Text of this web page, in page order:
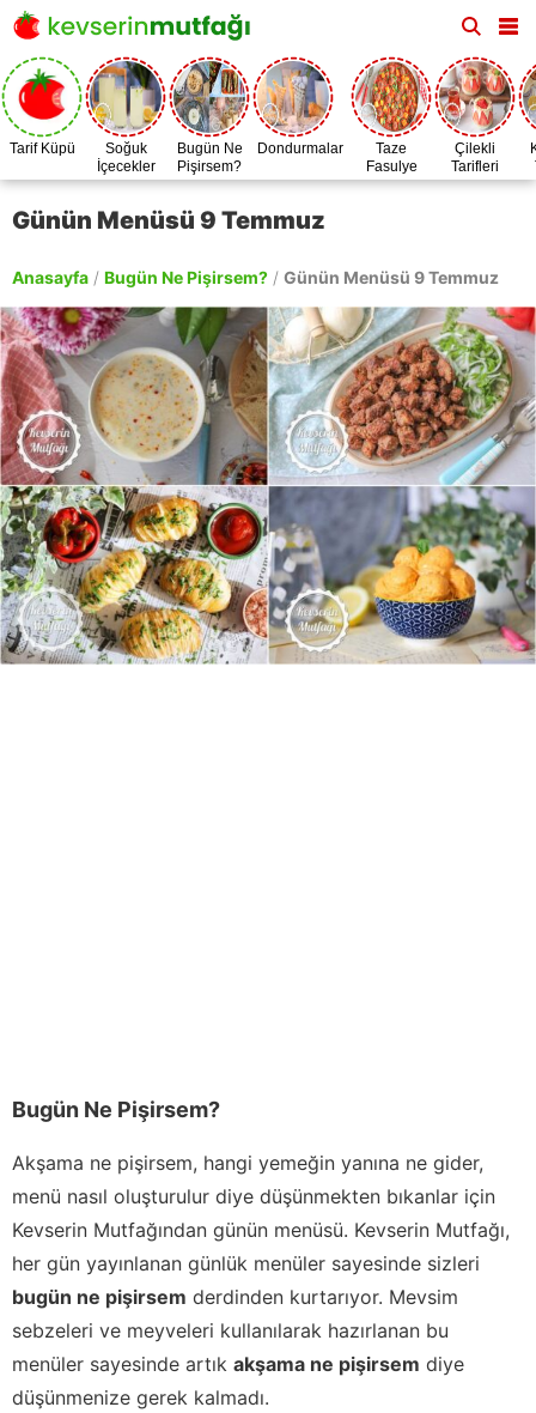
Tarif Küpü
Soğuk
İçecekler
Bugün Ne
Pişirsem?
Dondurmalar
Taze
Fasulye
Zamanı
Çilekli
Tarifleri
Günün Menüsü 9 Temmuz
Anasayfa / Bugün Ne Pişirsem? / Günün Menüsü 9 Temmuz
Bugün Ne Pişirsem?
Akşama ne pişirsem, hangi yemeğin yanına ne gider,
menü nasıl oluşturulur diye düşünmekten bıkanlar için
Kevserin Mutfağından günün menüsü. Kevserin Mutfağı,
her gün yayınlanan günlük menüler sayesinde sizleri
bugün ne pişirsem derdinden kurtarıyor. Mevsim
sebzeleri ve meyveleri kullanılarak hazırlanan bu
menüler sayesinde artık akşama ne pişirsem diye
düşünmenize gerek kalmadı.